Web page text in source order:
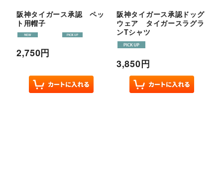
阪神タイガース承認 ペッ
ト用帽子
2,750円
阪神タイガース承認ドッグ
ウェア タイガースラグラ
ンTシャツ
3,850円